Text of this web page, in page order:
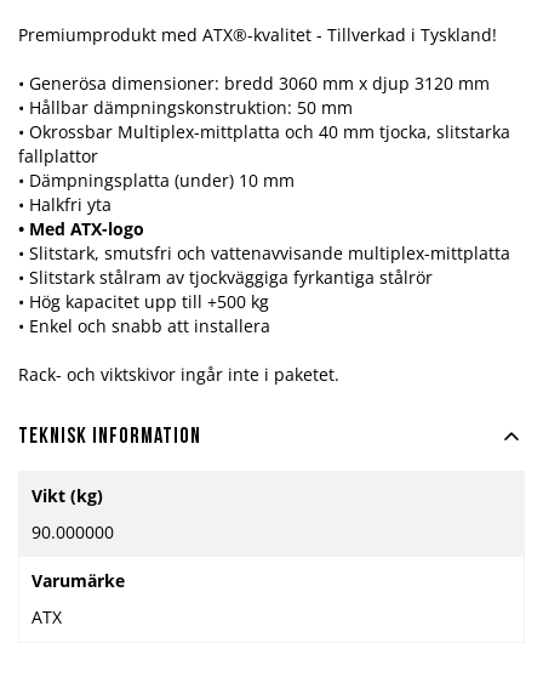
Premiumprodukt med ATX®-kvalitet - Tillverkad i Tyskland!
• Generösa dimensioner: bredd 3060 mm x djup 3120 mm
• Hållbar dämpningskonstruktion: 50 mm
• Okrossbar Multiplex-mittplatta och 40 mm tjocka, slitstarka
fallplattor
• Dämpningsplatta (under) 10 mm
• Halkfri yta
• Med ATX-logo
• Slitstark, smutsfri och vattenavvisande multiplex-mittplatta
• Slitstark stålram av tjockväggiga fyrkantiga stålrör
• Hög kapacitet upp till +500 kg
• Enkel och snabb att installera
Rack- och viktskivor ingår inte i paketet.
Teknisk information
information
Vikt (kg)
90.000000
Varumärke
ATX